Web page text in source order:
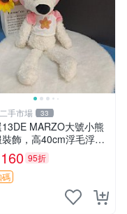
手市場 33
13DE MARZO大號小熊
飾，高40cm浮毛浮
詳觀後再拍。二手收藏請
13DE MARZO 二手
服裝飾
95折
碼